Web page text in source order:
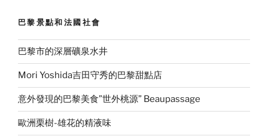
巴黎景點和法國社會
巴黎市的深層礦泉水井
Mori Yoshida吉田守秀的巴黎甜點店
意外發現的巴黎美食”世外桃源” Beaupassage
歐洲栗樹-雄花的精液味